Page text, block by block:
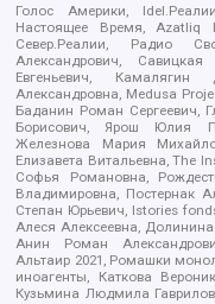
Голос Америки,
Настоящее Время, Azatliq
Север.Реалии, Радио
Александрович,
Евгеньевич,
Александровна, Medusa
Баданин Роман Сергеевич,
Борисович, Ярош Юлия
Железнова Мария
Елизавета Витальевна, The
Софья Романовна,
Владимировна, Постернак
Степан Юрьевич, Istories
Алеся Алексеевна,
Анин Роман
Альтаир 2021, Ромашки
иноагенты, Каткова
Кузьмина Людмила